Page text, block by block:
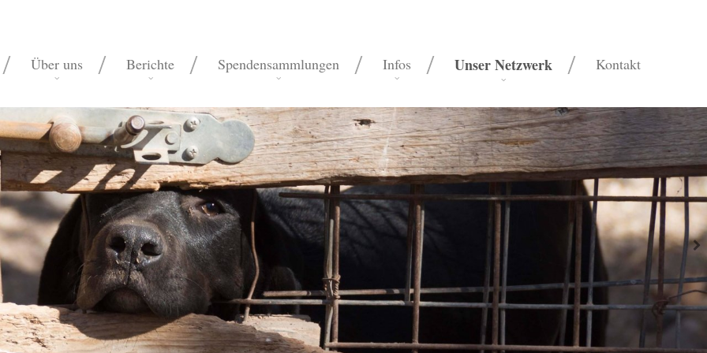
Über uns Berichte Spendensammlungen Infos Unser Netzwerk Kontakt